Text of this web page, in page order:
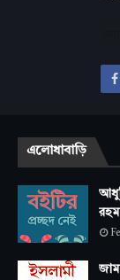
এলোধাবাড়ি